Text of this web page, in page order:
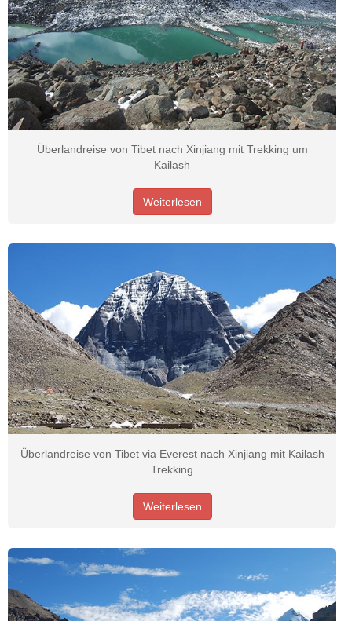
Überlandreise von Tibet nach Xinjiang mit Trekking um
Kailash
Weiterlesen
Überlandreise von Tibet via Everest nach Xinjiang mit Kailash
Trekking
Weiterlesen